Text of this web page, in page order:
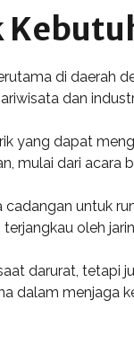
di daerah
dan
yang dapat
dari acara
untuk
oleh
darurat, tetapi
dalam menjaga